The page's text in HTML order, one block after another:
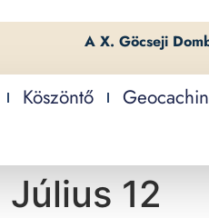
A X. Göcseji
Köszöntő
Július 12